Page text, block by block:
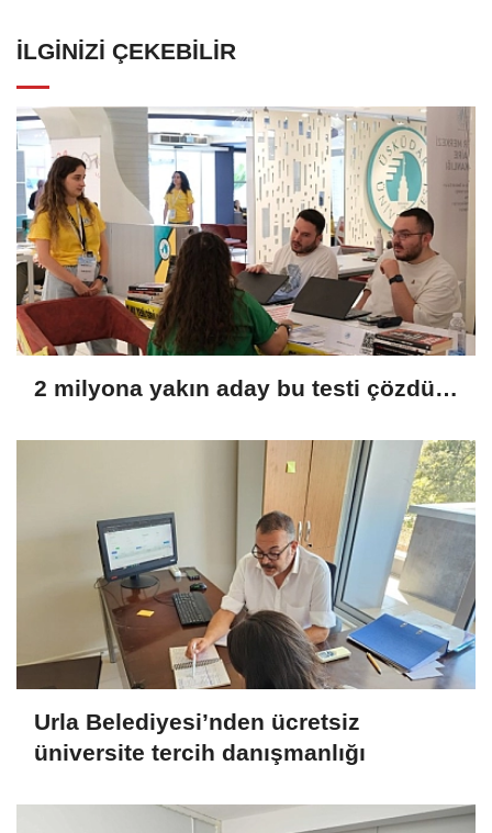
İLGINIZI ÇEKEBILIR
2 milyona yakın aday bu testi çözdü…
Urla Belediyesi’nden ücretsiz
üniversite tercih danışmanlığı